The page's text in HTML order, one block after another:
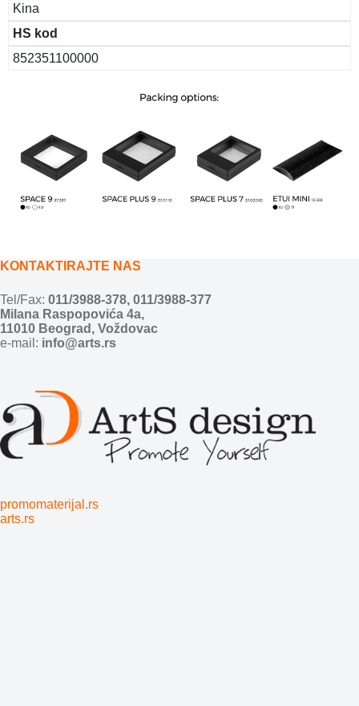
Kina
HS kod
852351100000
KONTAKTIRAJTE NAS
Tel/Fax: 011/3988-378, 011/3988-377
Milana Raspopovića 4a,
11010 Beograd, Voždovac
e-mail: info@arts.rs
promomaterijal.rs
arts.rs